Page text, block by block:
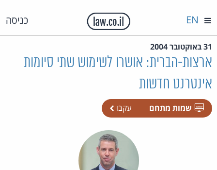
כניסה EN
31 באוקטובר 2004
ארצות-הברית: אושרו לשימוש שתי סיומות
אינטרנט חדשות
שמות מתחם עקבו